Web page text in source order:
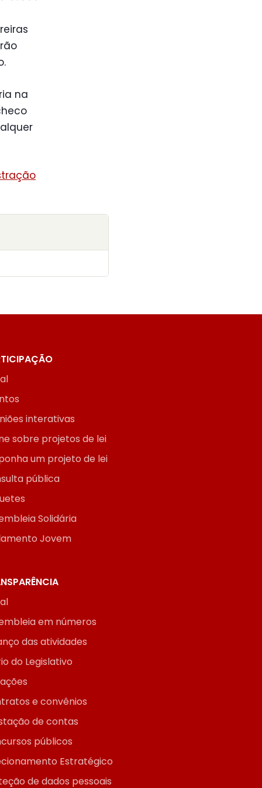
na
interativas
sobre projetos de lei
um projeto de lei
pública
Solidária
Jovem
em números
das atividades
do Legislativo
e convênios
de contas
públicos
Estratégico
de dados pessoais